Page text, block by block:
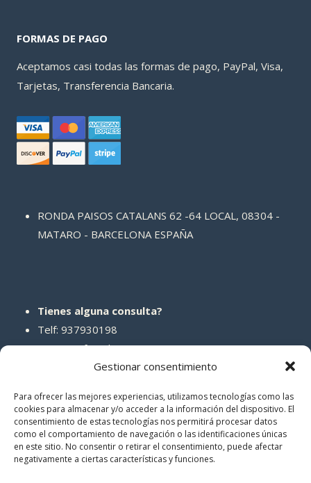
Gestionar consentimiento
Para ofrecer las mejores experiencias, utilizamos tecnologías como las
cookies para almacenar y/o acceder a la información del dispositivo. El
consentimiento de estas tecnologías nos permitirá procesar datos
como el comportamiento de navegación o las identificaciones únicas
en este sitio. No consentir o retirar el consentimiento, puede afectar
negativamente a ciertas características y funciones.
FORMAS DE PAGO
Aceptamos casi todas las formas de pago, PayPal, Visa,
Tarjetas, Transferencia Bancaria.
RONDA PAISOS CATALANS 62 -64 LOCAL, 08304 -
MATARO - BARCELONA ESPAÑA
Tienes alguna consulta?
Telf: 937930198
Correo: info@abcreparaciones.com
REDES SOCIALES